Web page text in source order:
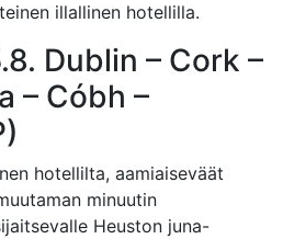
illallinen hotellilla.
Dublin – Cork –
– Cóbh –
hotellilta, aamiaiseväät
minuutin
Heuston juna-